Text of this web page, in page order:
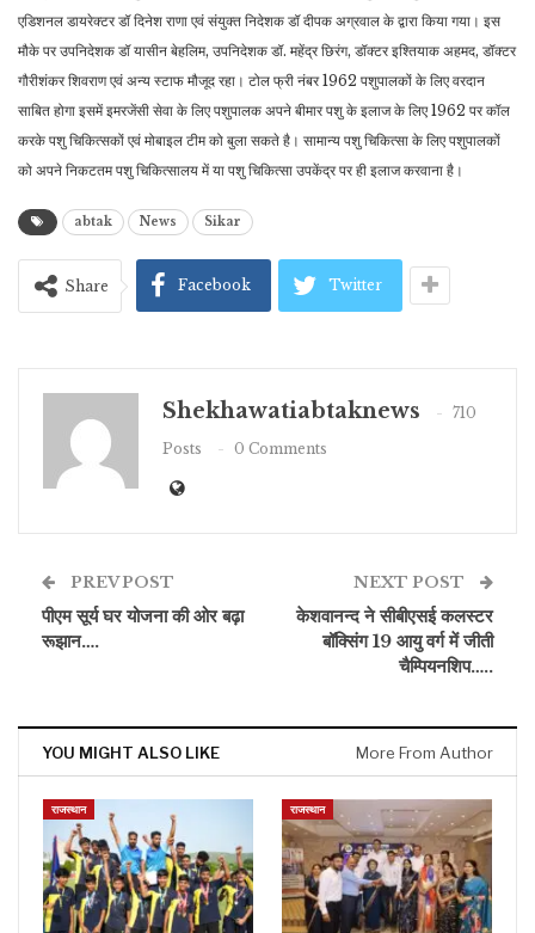
एडिशनल डायरेक्टर डॉ दिनेश राणा एवं संयुक्त निदेशक डॉ दीपक अग्रवाल के द्वारा किया गया। इस
मौके पर उपनिदेशक डॉ यासीन बेहलिम, उपनिदेशक डॉ. महेंद्र छिरंग, डॉक्टर इश्तियाक अहमद, डॉक्टर
गौरीशंकर शिवराण एवं अन्य स्टाफ मौजूद रहा। टोल फ्री नंबर 1962 पशुपालकों के लिए वरदान
साबित होगा इसमें इमरजेंसी सेवा के लिए पशुपालक अपने बीमार पशु के इलाज के लिए 1962 पर कॉल
करके पशु चिकित्सकों एवं मोबाइल टीम को बुला सकते है। सामान्य पशु चिकित्सा के लिए पशुपालकों
को अपने निकटतम पशु चिकित्सालय में या पशु चिकित्सा उपकेंद्र पर ही इलाज करवाना है।
abtak News Sikar
Share Facebook Twitter
Shekhawatiabtaknews
710
Posts
0 Comments
PREV POST
पीएम सूर्य घर योजना की ओर बढ़ा
रूझान….
NEXT POST
केशवानन्द ने सीबीएसई कलस्टर
बॉक्सिंग 19 आयु वर्ग में जीती
चैम्पियनशिप…..
YOU MIGHT ALSO LIKE More From Author
राजस्थान राजस्थान